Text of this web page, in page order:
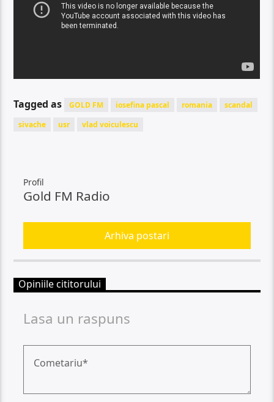
Tagged as GOLD FM iosefina pascal romania
scandal
sivache
usr vlad voiculescu
Profil
Gold FM Radio
Arhiva postari
Opiniile cititorului
Lasa un raspuns